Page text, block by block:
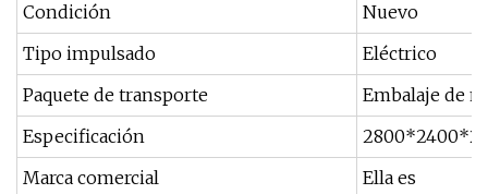
Condición
Nuevo
Tipo impulsado
Eléctrico
Paquete de transporte
Embalaje de
Especificación
Marca comercial
Ella es